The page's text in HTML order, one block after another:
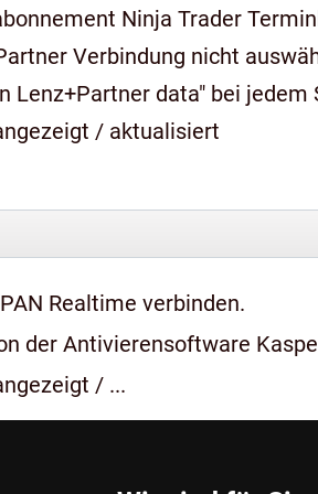
Ninja Trader
Verbindung nicht
Lenz+Partner data" bei
/ aktualisiert
Realtime verbinden.
der Antivierensoftware
/ ...